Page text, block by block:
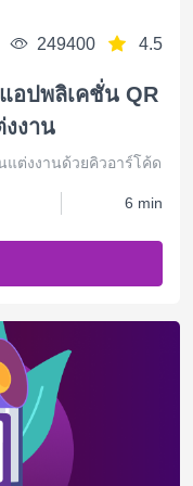
249400 4.5
อปพลิเคชั่น QR
งาน
แต่งงานด้วยคิวอาร์โค้ด
6 min